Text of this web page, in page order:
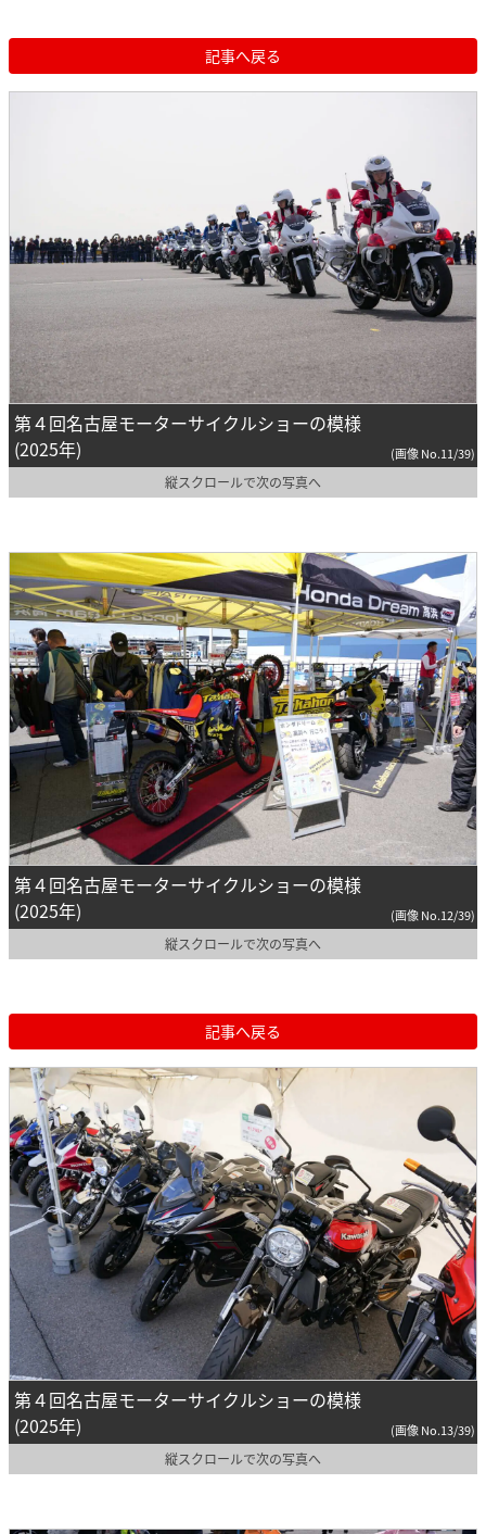
記事へ戻る
第４回名古屋モーターサイクルショーの模様
(2025年)
(画像 No.11/39)
縦スクロールで次の写真へ
第４回名古屋モーターサイクルショーの模様
(2025年)
(画像 No.12/39)
縦スクロールで次の写真へ
記事へ戻る
第４回名古屋モーターサイクルショーの模様
(2025年)
(画像 No.13/39)
縦スクロールで次の写真へ